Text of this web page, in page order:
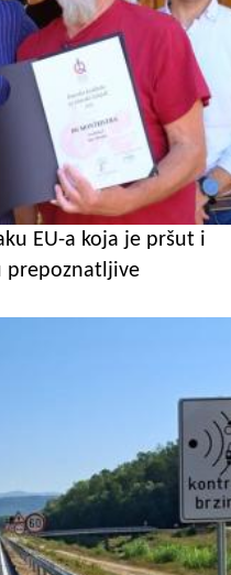
EU-a koja je pršut i
prepoznatljive